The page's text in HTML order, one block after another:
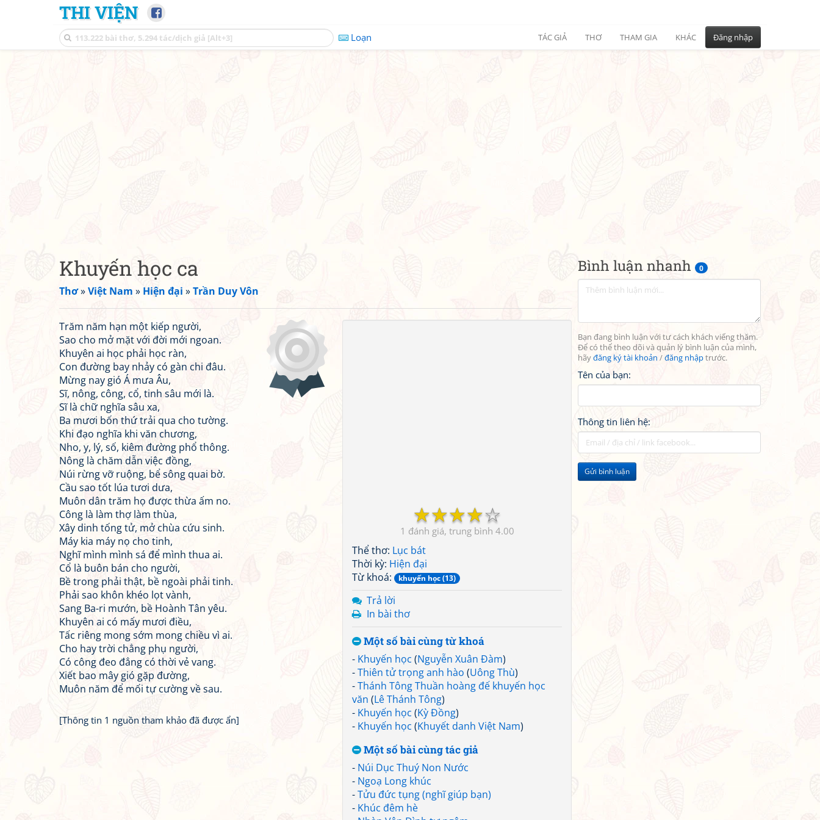
THI VIỆN
Loạn TÁC GIẢ THƠ THAM GIA KHÁC Đăng nhập
Bình luận nhanh 0
Bạn đang bình luận với tư cách khách viếng thăm.
Để có thể theo dõi và quản lý bình luận của mình,
hãyđăng ký tài khoản /đăng nhậptrước.
Tên của bạn:
Thông tin liên hệ:
Gửi bình luận
Khuyến học ca
Thơ»Việt Nam » Hiện đại »Trần Duy Vôn
☆
☆
☆
☆
☆
1 4.00
Thể thơ: Lục bát
Thời kỳ: Hiện đại
Từ khoá:
khuyến học (13)
Trả lời
In bài thơ
Một số bài cùng từ khoá
- Khuyến học (Nguyễn Xuân Đàm)
-Thiên tử trọng anh hào (Uông Thù)
-Thánh Tông Thuần hoàng đế khuyến học
văn (Lê Thánh Tông)
- Khuyến học (Kỳ Đồng)
- Khuyến học (Khuyết danh Việt Nam)
Một số bài cùng tác giả
- Núi Dục Thuý Non Nước
- Ngoạ Long khúc
-Tửu đức tụng (nghĩ giúp bạn)
- Khúc đêm hè
Trăm năm hạn một kiếp người,
Sao cho mở mặt với đời mới ngoan.
Khuyên ai học phải học ràn,
Con đường bay nhảy có gàn chi đâu.
Mừng nay gió Á mưa Âu,
Sĩ, nông, công, cổ, tinh sâu mới là.
Sĩ là chữ nghĩa sâu xa,
Ba mươi bốn thứ trải qua cho tường.
Khi đạo nghĩa khi văn chương,
Nho, y, lý, số, kiêm đường phổ thông.
Nông là chăm dẫn việc đồng,
Núi rừng vỡ ruộng, bể sông quai bờ.
Cầu sao tốt lúa tươi dưa,
Muôn dân trăm họ được thừa ấm no.
Công là làm thợ làm thùa,
Xây dinh tống tử, mở chùa cứu sinh.
Máy kia máy nọ cho tinh,
Nghĩ mình mình sá để mình thua ai.
Cổ là buôn bán cho người,
Bề trong phải thật, bề ngoài phải tinh.
Phải sao khôn khéo lọt vành,
Sang Ba-ri mướn, bề Hoành Tân yêu.
Khuyên ai có mấy mươi điều,
Tấc riêng mong sớm mong chiều vì ai.
Cho hay trời chẳng phụ người,
Có công đeo đẳng có thời vẻ vang.
Xiết bao mây gió gặp đường,
Muôn năm để mối tự cường về sau.
[Thông tin 1 nguồn tham khảo đã được ẩn]